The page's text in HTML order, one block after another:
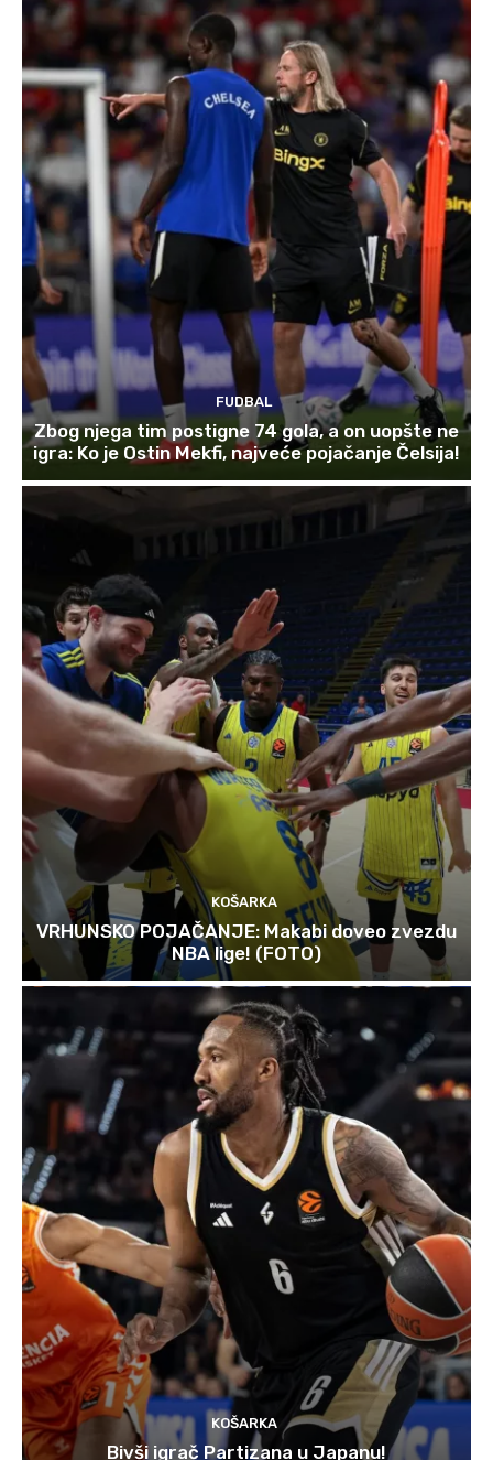
FUDBAL
Zbog njega tim postigne 74 gola, a on uopšte ne
igra: Ko je Ostin Mekfi, najveće pojačanje Čelsija!
KOŠARKA
VRHUNSKO POJAČANJE: Makabi doveo zvezdu
NBA lige! (FOTO)
KOŠARKA
Bivši igrač Partizana u Japanu!